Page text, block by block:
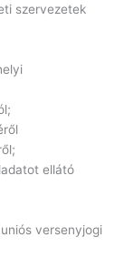
szervezetek
ellátó
versenyjogi